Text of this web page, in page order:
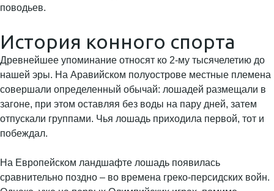
поводьев.
История конного спорта
Древнейшее упоминание относят ко 2-му тысячелетию до
нашей эры. На Аравийском полуострове местные племена
совершали определенный обычай: лошадей размещали в
загоне, при этом оставляя без воды на пару дней, затем
отпускали группами. Чья лошадь приходила первой, тот и
побеждал.
На Европейском ландшафте лошадь появилась
сравнительно поздно – во времена греко-персидских войн.